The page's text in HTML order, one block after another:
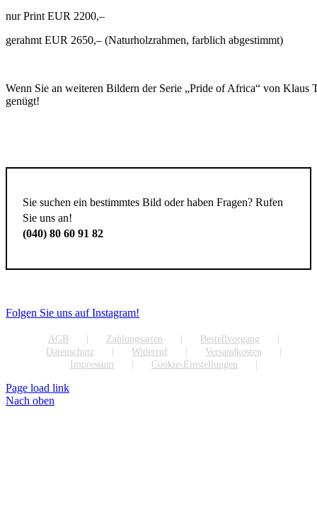
nur Print EUR 2200,–
gerahmt EUR 2650,– (Naturholzrahmen, farblich abgestimmt)
Wenn Sie an weiteren Bildern der Serie „Pride of Africa“ von Klaus
genügt!
Sie suchen ein bestimmtes Bild oder haben Fragen? Rufen
Sie uns an!
(040) 80 60 91 82
Folgen Sie uns auf Instagram!
AGB Zahlungsarten
Bestellvorgang
Datenschutz
Widerruf
Versandkosten
Impressum
Cookie-Einstellungen
Page load link
Nach oben